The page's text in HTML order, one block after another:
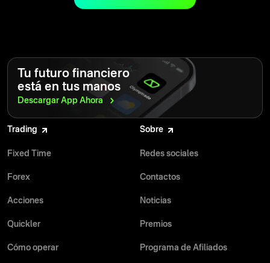
sólida para tener éxito.
Tu futuro financiero
está en tus manos
Descargar App Ahora
Trading
Fixed Time
Forex
Acciones
Quickler
Cómo operar
Sobre
Redes sociales
Contactos
Noticias
Premios
Programa de Afiliados